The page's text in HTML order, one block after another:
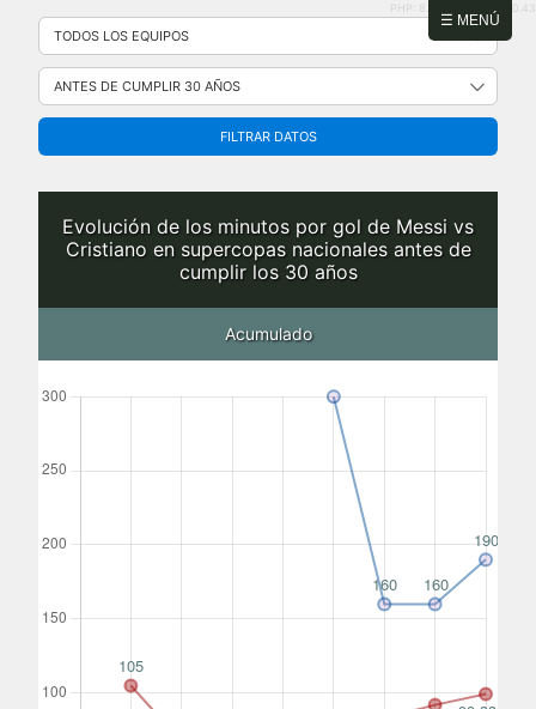
☰ MENÚ
Saltar
contenido
PHP: 8.2.31 | MySQL: 8.0.43
FILTRAR DATOS
Evolución de los minutos por gol de Messi vs
Cristiano en supercopas nacionales antes de
cumplir los 30 años
Acumulado